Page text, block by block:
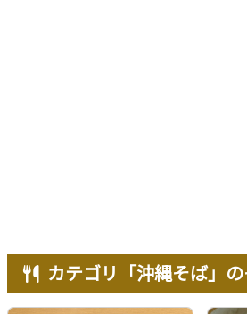
カテゴリ「沖縄そば」